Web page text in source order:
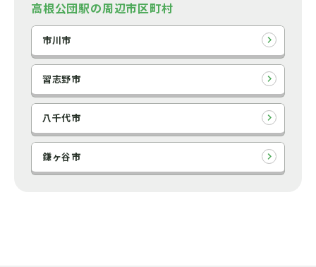
高根公団駅の周辺市区町村
市川市
習志野市
八千代市
鎌ヶ谷市